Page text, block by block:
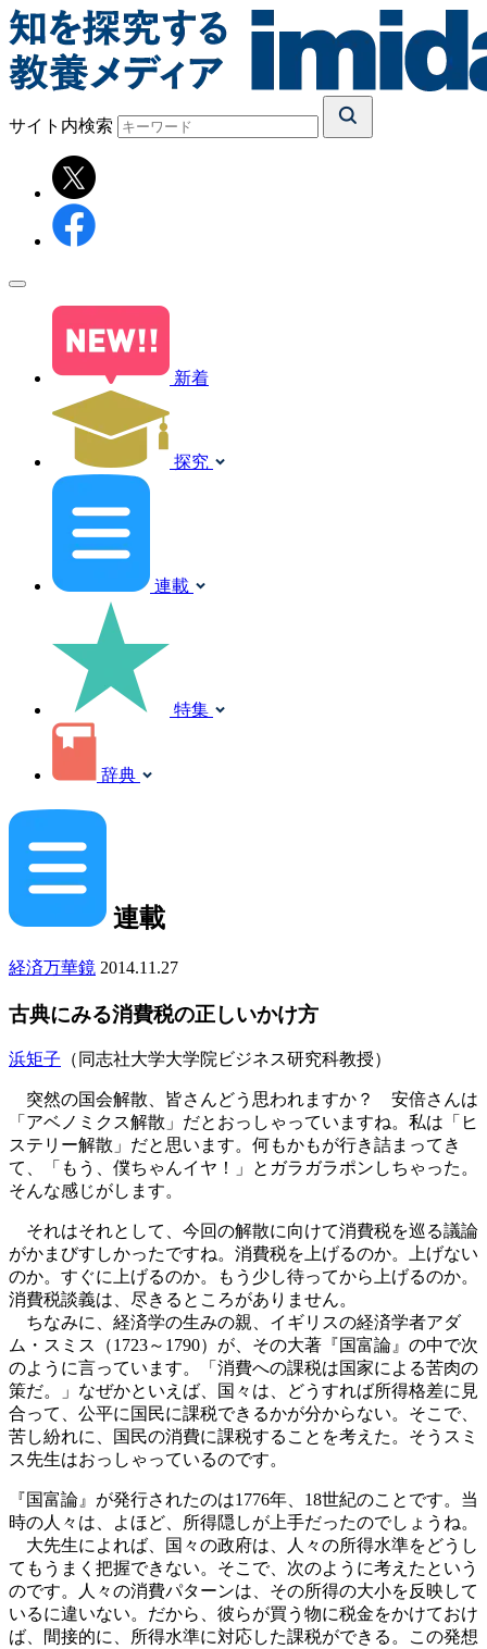
サイト内検索
新着
探究
連載
特集
辞典
連載
経済万華鏡 2014.11.27
古典にみる消費税の正しいかけ方
浜矩子 （同志社大学大学院ビジネス研究科教授）
突然の国会解散、皆さんどう思われますか？ 安倍さんは
「アベノミクス解散」だとおっしゃっていますね。私は「ヒ
ステリー解散」だと思います。何もかもが行き詰まってき
て、「もう、僕ちゃんイヤ！」とガラガラポンしちゃった。
そんな感じがします。
それはそれとして、今回の解散に向けて消費税を巡る議論
がかまびすしかったですね。消費税を上げるのか。上げない
のか。すぐに上げるのか。もう少し待ってから上げるのか。
消費税談義は、尽きるところがありません。
ちなみに、経済学の生みの親、イギリスの経済学者アダ
ム・スミス（1723～1790）が、その大著『国富論』の中で次
のように言っています。「消費への課税は国家による苦肉の
策だ。」なぜかといえば、国々は、どうすれば所得格差に見
合って、公平に国民に課税できるかが分からない。そこで、
苦し紛れに、国民の消費に課税することを考えた。そうスミ
ス先生はおっしゃっているのです。
『国富論』が発行されたのは1776年、18世紀のことです。当
時の人々は、よほど、所得隠しが上手だったのでしょうね。
大先生によれば、国々の政府は、人々の所得水準をどうし
てもうまく把握できない。そこで、次のように考えたという
のです。人々の消費パターンは、その所得の大小を反映して
いるに違いない。だから、彼らが買う物に税金をかけておけ
ば、間接的に、所得水準に対応した課税ができる。この発想